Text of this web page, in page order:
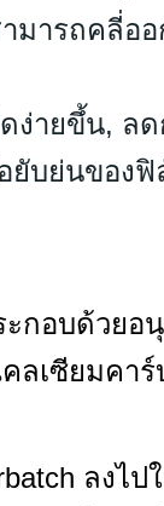
มารถคลี่อ
ง่ายขึ้น,
บย่นของฟิ
กอบด้วย
ลเซียมคา
ลงไ